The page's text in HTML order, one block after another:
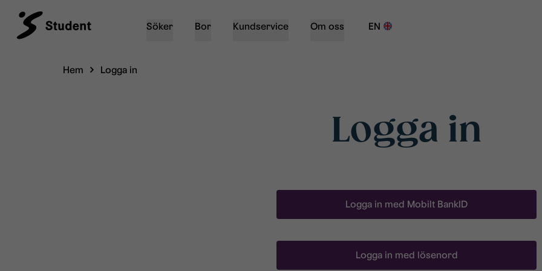
Söker Bor Kundservice Om oss EN
Hem Logga in
Logga in
Logga in med Mobilt BankID
Logga in med lösenord